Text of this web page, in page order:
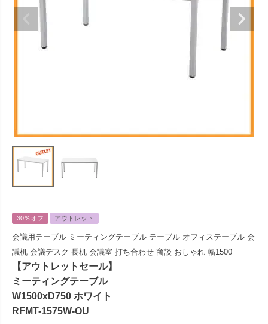
30％オフ アウトレット
会議用テーブル ミーティングテーブル テーブル オフィステーブル 会
議机 会議デスク 長机 会議室 打ち合わせ 商談 おしゃれ 幅1500
【アウトレットセール】
ミーティングテーブル
W1500xD750 ホワイト
RFMT-1575W-OU